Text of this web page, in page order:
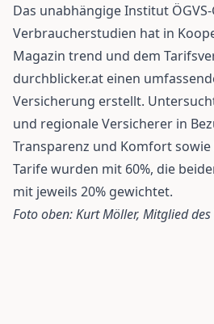
Das unabhängige Institut
Verbraucherstudien hat in
Magazin trend und dem
durchblicker.at einen
Versicherung erstellt.
und regionale Versicherer in
Transparenz und Komfort
Tarife wurden mit 60%, die
mit jeweils 20% gewichtet.
Foto oben: Kurt Möller, Mitglied